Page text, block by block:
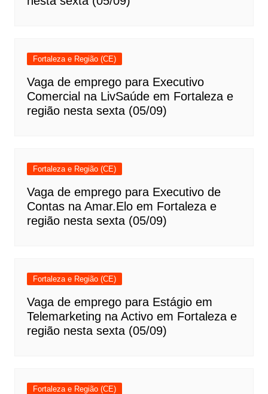
Fortaleza e Região (CE)
Vaga de emprego para Executivo
Comercial na LivSaúde em Fortaleza e
região nesta sexta (05/09)
Fortaleza e Região (CE)
Vaga de emprego para Executivo de
Contas na Amar.Elo em Fortaleza e
região nesta sexta (05/09)
Fortaleza e Região (CE)
Vaga de emprego para Estágio em
Telemarketing na Activo em Fortaleza e
região nesta sexta (05/09)
Fortaleza e Região (CE)